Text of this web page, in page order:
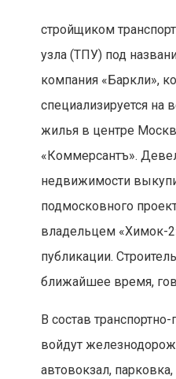
стройщиком
узла (ТПУ) под
компания «Баркли»,
специализируется на
жилья в центре
«Коммерсантъ».
недвижимости
подмосковного
владельцем «Химок-
публикации.
ближайшее время,
В состав
войдут
автовокзал,